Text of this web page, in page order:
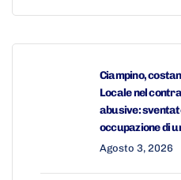
Ciampino,
Locale nel
abusive:
occupazione di
Agosto 3, 2026